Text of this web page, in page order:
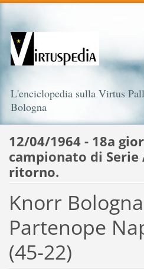
L'enciclopedia sulla Virtus
Bologna
12/04/1964 - 18a
campionato di Serie
ritorno.
Knorr
Partenope
(45-22)